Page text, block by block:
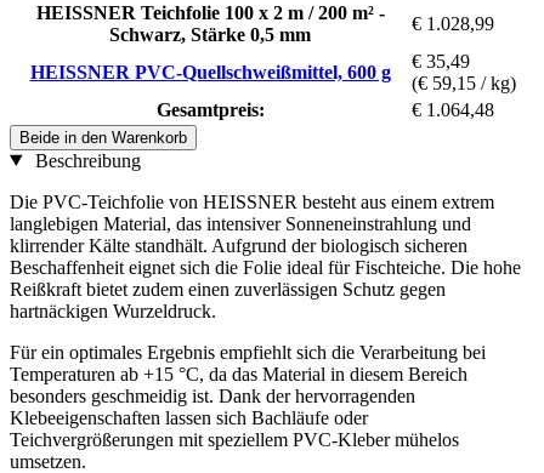
HEISSNER Teichfolie 100 x 2 m / 200 m² -
Schwarz, Stärke 0,5 mm
€ 1.028,99
HEISSNER PVC-Quellschweißmittel, 600 g
€ 35,49
(€ 59,15 / kg)
Gesamtpreis:
€ 1.064,48
Beide in den Warenkorb
Beschreibung
Die PVC-Teichfolie von HEISSNER besteht aus einem extrem
langlebigen Material, das intensiver Sonneneinstrahlung und
klirrender Kälte standhält. Aufgrund der biologisch sicheren
Beschaffenheit eignet sich die Folie ideal für Fischteiche. Die hohe
Reißkraft bietet zudem einen zuverlässigen Schutz gegen
hartnäckigen Wurzeldruck.
Für ein optimales Ergebnis empfiehlt sich die Verarbeitung bei
Temperaturen ab +15 °C, da das Material in diesem Bereich
besonders geschmeidig ist. Dank der hervorragenden
Klebeeigenschaften lassen sich Bachläufe oder
Teichvergrößerungen mit speziellem PVC-Kleber mühelos
umsetzen.